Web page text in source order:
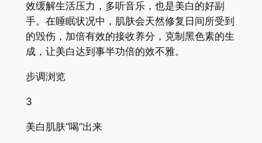
效缓解生活压力，多听音乐，也是美白的好副
手。在睡眠状况中，肌肤会天然修复日间所受到
的毁伤，加倍有效的接收养分，克制黑色素的生
成，让美白达到事半功倍的效不雅。
步调浏览
3
美白肌肤“喝”出来